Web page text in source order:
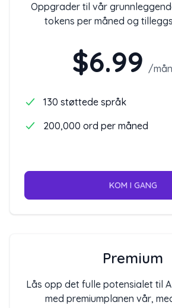
Oppgrader til vår
tokens per måned og
$6.99 /
130 støttede språk
200,000 ord per måned
KOM I GANG
Premium
Lås opp det fulle potensialet til
med premiumplanen vår,